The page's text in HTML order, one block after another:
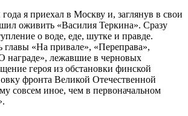
я приехал в Москву и, заглянув в свои
оживить «Василия Теркина». Сразу
о воде, еде, шутке и правде.
главы «На привале», «Переправа»,
награде», лежавшие в черновых
героя из обстановки финской
фронта Великой Отечественной
совсем иное, чем в первоначальном